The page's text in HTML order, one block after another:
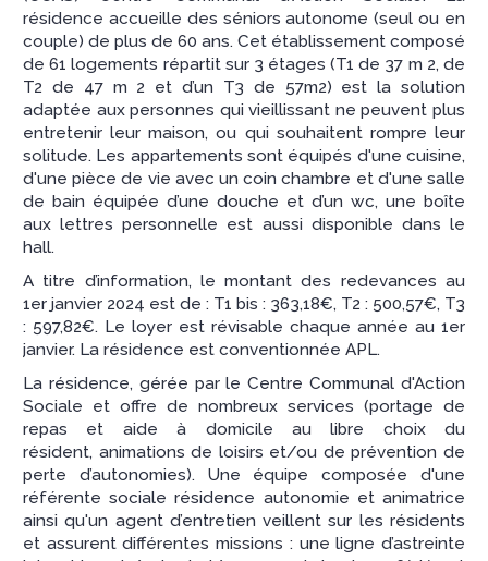
résidence accueille des séniors autonome (seul ou en
couple) de plus de 60 ans. Cet établissement composé
de 61 logements répartit sur 3 étages (T1 de 37 m 2, de
T2 de 47 m 2 et d’un T3 de 57m2) est la solution
adaptée aux personnes qui vieillissant ne peuvent plus
entretenir leur maison, ou qui souhaitent rompre leur
solitude. Les appartements sont équipés d'une cuisine,
d'une pièce de vie avec un coin chambre et d'une salle
de bain équipée d’une douche et d’un wc, une boîte
aux lettres personnelle est aussi disponible dans le
hall.
A titre d’information, le montant des redevances au
1er janvier 2024 est de : T1 bis : 363,18€, T2 : 500,57€, T3
: 597,82€. Le loyer est révisable chaque année au 1er
janvier. La résidence est conventionnée APL.
La résidence, gérée par le Centre Communal d'Action
Sociale et offre de nombreux services (portage de
repas et aide à domicile au libre choix du
résident, animations de loisirs et/ou de prévention de
perte d’autonomies). Une équipe composée d'une
référente sociale résidence autonomie et animatrice
ainsi qu'un agent d’entretien veillent sur les résidents
et assurent différentes missions : une ligne d’astreinte